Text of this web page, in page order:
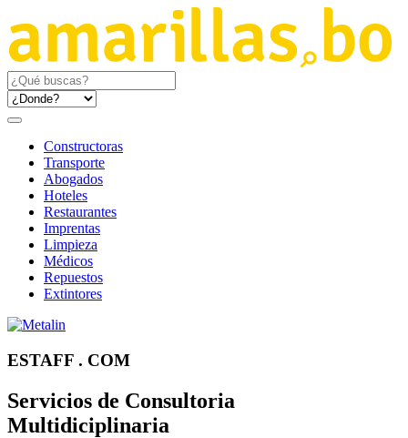
Constructoras
Transporte
Abogados
Hoteles
Restaurantes
Imprentas
Limpieza
Médicos
Repuestos
Extintores
ESTAFF . COM
Servicios de Consultoria
Multidiciplinaria